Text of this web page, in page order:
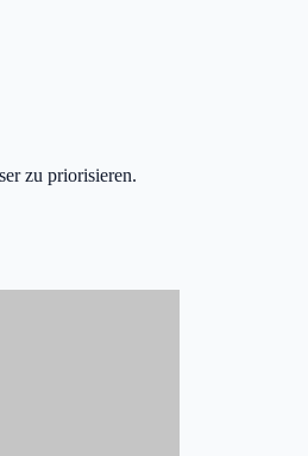
zu priorisieren.